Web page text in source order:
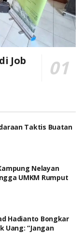
Job
Taktis Buatan
Nelayan
UMKM Rumput
Hadianto Bongkar
Uang: “Jangan